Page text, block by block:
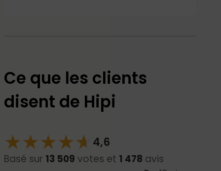
Ce que les clients
disent de Hipi
★★★★☆
★ 4,6
Basé sur 13 509 votes et 1 478 avis